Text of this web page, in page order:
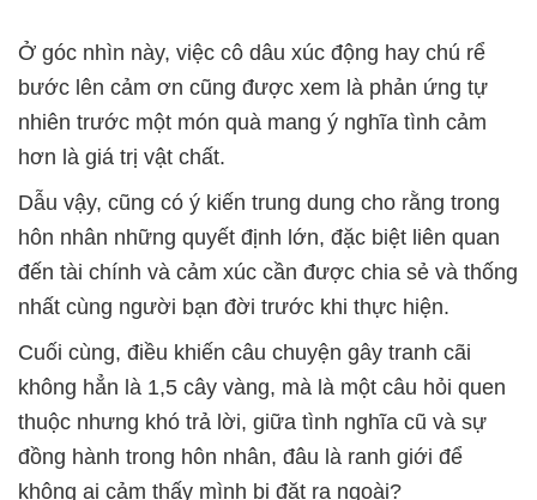
Ở góc nhìn này, việc cô dâu xúc động hay chú rể
bước lên cảm ơn cũng được xem là phản ứng tự
nhiên trước một món quà mang ý nghĩa tình cảm
hơn là giá trị vật chất.
Dẫu vậy, cũng có ý kiến trung dung cho rằng trong
hôn nhân những quyết định lớn, đặc biệt liên quan
đến tài chính và cảm xúc cần được chia sẻ và thống
nhất cùng người bạn đời trước khi thực hiện.
Cuối cùng, điều khiến câu chuyện gây tranh cãi
không hẳn là 1,5 cây vàng, mà là một câu hỏi quen
thuộc nhưng khó trả lời, giữa tình nghĩa cũ và sự
đồng hành trong hôn nhân, đâu là ranh giới để
không ai cảm thấy mình bị đặt ra ngoài?